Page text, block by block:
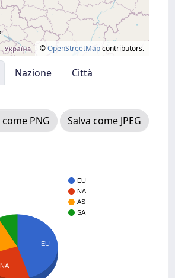
©OpenStreetMapcontributors.
Nazione
Città
come PNG
Salva come JPEG
EU
NA
AS
SA
EU
NA